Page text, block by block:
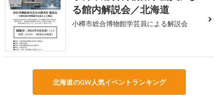
2
る館内解説会／北海道
小樽市総合博物館学芸員による解説会
北海道のGW人気イベントランキング